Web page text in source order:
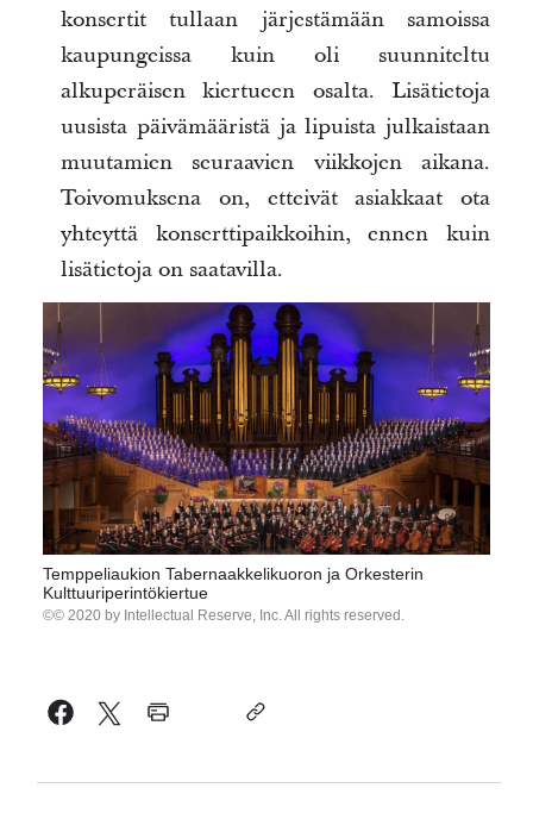
konsertit tullaan järjestämään samoissa
kaupungeissa kuin oli suunniteltu
alkuperäisen kiertueen osalta. Lisätietoja
uusista päivämääristä ja lipuista julkaistaan
muutamien seuraavien viikkojen aikana.
Toivomuksena on, etteivät asiakkaat ota
yhteyttä konserttipaikkoihin, ennen kuin
lisätietoja on saatavilla.
Temppeliaukion Tabernaakkelikuoron ja Orkesterin
Kulttuuriperintökiertue
© 2020 by Intellectual Reserve, Inc. All rights reserved.